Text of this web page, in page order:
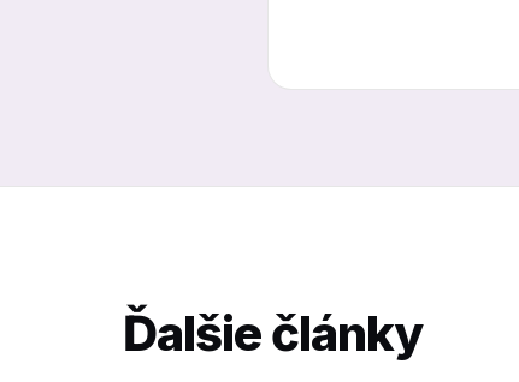
Ďalšie články